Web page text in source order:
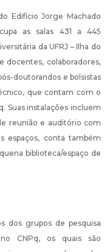
Edifício Jorge Machado
as salas 431 a 445
da UFRJ – Ilha do
docentes, colaboradores,
doutorandos e bolsistas
que contam com o
Suas instalações incluem
reunião e auditório com
espaços, conta também
biblioteca/espaço de
dos grupos de pesquisa
CNPq, os quais são